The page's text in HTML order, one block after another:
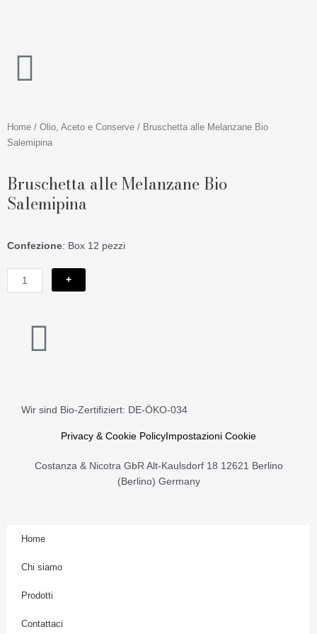
Home / Olio, Aceto e Conserve / Bruschetta alle Melanzane Bio
Salemipina
Bruschetta alle Melanzane Bio
Salemipina
Confezione: Box 12 pezzi
Bruschetta
alle
quantità
+
I
s
a
r
a
m
Wir sind Bio-Zertifiziert: DE-ÖKO-034
Privacy & Cookie Policy Impostazioni Cookie
Costanza & Nicotra GbR Alt-Kaulsdorf 18 12621 Berlino
(Berlino) Germany
Home
Chi siamo
Prodotti
Contattaci